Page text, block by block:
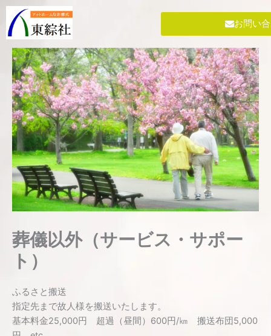
内
を
お問い
葬儀以外（サービス・サポー
ト）
ふるさと搬送
指定先まで故人様を搬送いたします。
基本料金25,000円 超過（昼間）600円/㎞ 搬送布団5,000